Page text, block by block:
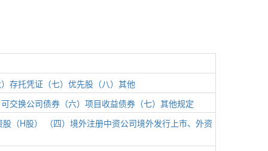
）存托凭证 （七）优先股 （八）其他
可交换公司债券 （六）项目收益债券 （七）其他规定
（H股）
（四）境外注册中资公司境外发行上市、外资